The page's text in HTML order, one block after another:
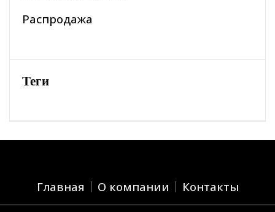
Распродажа
Теги
Главная О компании Контакты